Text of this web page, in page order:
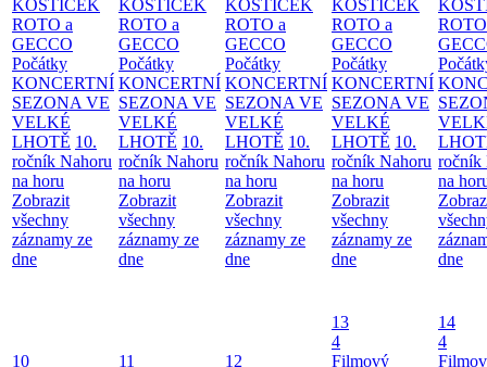
KOSTIČEK
ROTO a
GECCO
Počátky
KONCERTNÍ
SEZONA VE
VELKÉ
LHOTĚ 10.
ročník Nahoru
na horu
Zobrazit
všechny
záznamy ze
dne
KOSTIČEK
ROTO a
GECCO
Počátky
KONCERTNÍ
SEZONA VE
VELKÉ
LHOTĚ 10.
ročník Nahoru
na horu
Zobrazit
všechny
záznamy ze
dne
KOSTIČEK
ROTO a
GECCO
Počátky
KONCERTNÍ
SEZONA VE
VELKÉ
LHOTĚ 10.
ročník Nahoru
na horu
Zobrazit
všechny
záznamy ze
dne
KOSTIČEK
ROTO a
GECCO
Počátky
KONCERTNÍ
SEZONA VE
VELKÉ
LHOTĚ 10.
ročník Nahoru
na horu
Zobrazit
všechny
záznamy ze
dne
ročník
na
dne
10
11
12
13
4
Filmový
14
4